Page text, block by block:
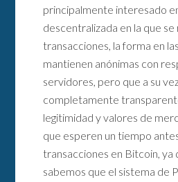
principalmente interesado
descentralizada en la que se
transacciones, la forma en
mantienen anónimas con
servidores, pero que a su
completamente
legitimidad y valores de
que esperen un tiempo
transacciones en Bitcoin, ya
sabemos que el sistema de